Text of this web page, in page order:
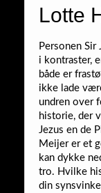
Lotte
Personen Sir
i kontraster,
både er
ikke lade
undren over
historie, der
Jezus en de
Meijer er et
kan dykke
tro. Hvilke
din